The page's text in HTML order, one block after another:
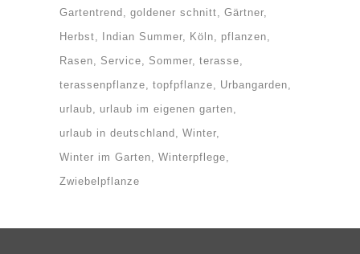
Gartentrend
goldener schnitt
Gärtner
Herbst
Indian Summer Köln
pflanzen
Rasen
Service Sommer terasse
terassenpflanze
topfpflanze
Urbangarden
urlaub
urlaub im eigenen garten
urlaub in deutschland
Winter
Winter im Garten
Winterpflege
Zwiebelpflanze